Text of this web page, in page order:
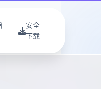
安全
下载